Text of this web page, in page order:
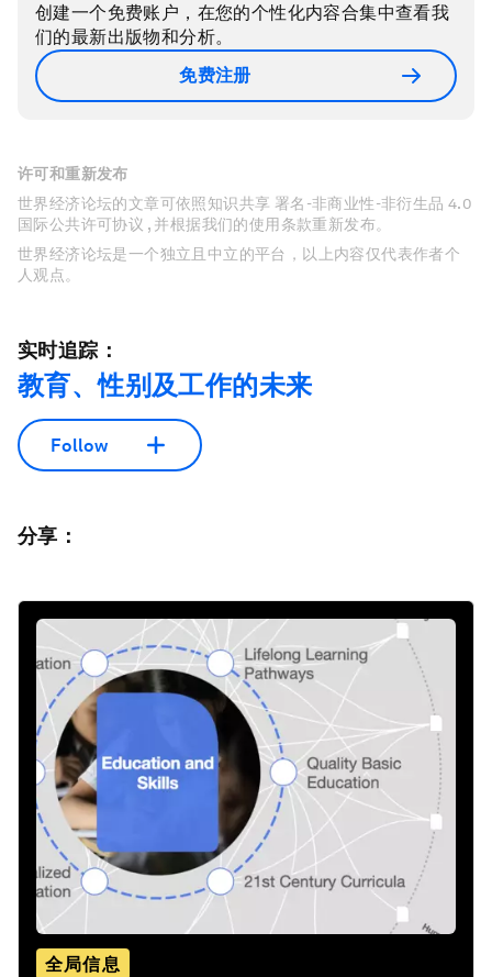
创建一个免费账户，在您的个性化内容合集中查看我
们的最新出版物和分析。
免费注册
许可和重新发布
世界经济论坛的文章可依照知识共享 署名-非商业性-非衍生品 4.0
国际公共许可协议 , 并根据我们的使用条款重新发布。
世界经济论坛是一个独立且中立的平台，以上内容仅代表作者个
人观点。
实时追踪：
教育、性别及工作的未来
Follow
分享：
全局信息